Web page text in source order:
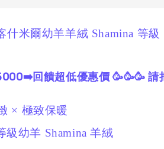
什米爾幼羊羊絨 Shamina 等
回饋超低優惠價 🥳🥳🥳請
× 極致保暖
級幼羊 Shamina 羊絨